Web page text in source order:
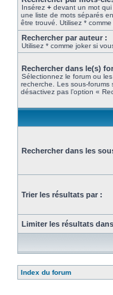
Insérez + devant un mot
une liste de mots séparés
être trouvé. Utilisez *
Rechercher par auteur :
Utilisez * comme joker si
Rechercher dans le(s)
Sélectionnez le forum ou
recherche. Les sous-
désactivez pas l’option «
Rechercher dans les
Trier les résultats par :
Limiter les résultats
Index du forum